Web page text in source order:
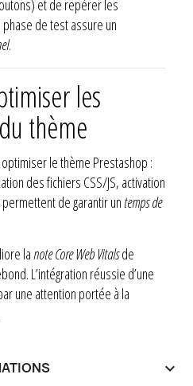
et de repérer les
de test assure un
.
les
thème
le thème Prestashop :
des fichiers CSS/JS, activation
de garantir untemps de
la note Core Web Vitalsde
L’intégration réussie d’une
une attention portée à la
keyboard_arrow_down